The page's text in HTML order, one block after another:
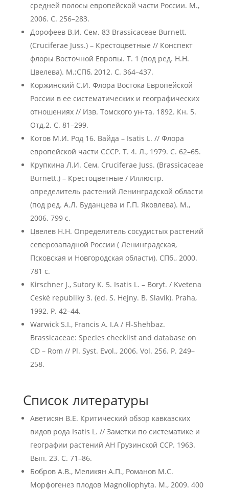
средней полосы европейской части России. М.,
2006. С. 256–283.
Дорофеев В.И. Сем. 83 Brassicaceae Burnett.
(Cruciferae Juss.) – Крестоцветные // Конспект
флоры Восточной Европы. Т. 1 (под ред. Н.Н.
Цвелева). М.;СПб, 2012. С. 364–437.
Коржинский С.И. Флора Востока Европейской
России в ее систематических и географических
отношениях // Изв. Томского ун-та. 1892. Кн. 5.
Отд.2. С. 81–299.
Котов М.И. Род 16. Вайда – Isatis L. // Флора
европейской части СССР. Т. 4. Л., 1979. С. 62–65.
Крупкина Л.И. Сем. Cruciferae Juss. (Brassicaceae
Burnett.) – Крестоцветные / Иллюстр.
определитель растений Ленинградской области
(под ред. А.Л. Буданцева и Г.П. Яковлева). М.,
2006. 799 с.
Цвелев Н.Н. Определитель сосудистых растений
северозападной России ( Ленинградская,
Псковская и Новгородская области). СПб., 2000.
781 с.
Kirschner J., Sutory K. 5. Isatis L. – Boryt. / Kvetena
Ceské republiky 3. (ed. S. Hejny. B. Slavik). Praha,
1992. P. 42–44.
Warwick S.I., Francis A. I.A / Fl-Shehbaz.
Brassicaceaе: Species checklist and database on
CD – Rom // Pl. Syst. Evol., 2006. Vol. 256. P. 249–
258.
Список литературы
Аветисян В.Е. Критический обзор кавказских
видов рода Isatis L. // Заметки по систематике и
географии растений АН Грузинской ССР. 1963.
Вып. 23. С. 71–86.
Бобров А.В., Меликян А.П., Романов М.С.
Морфогенез плодов Magnoliophyta. М., 2009. 400